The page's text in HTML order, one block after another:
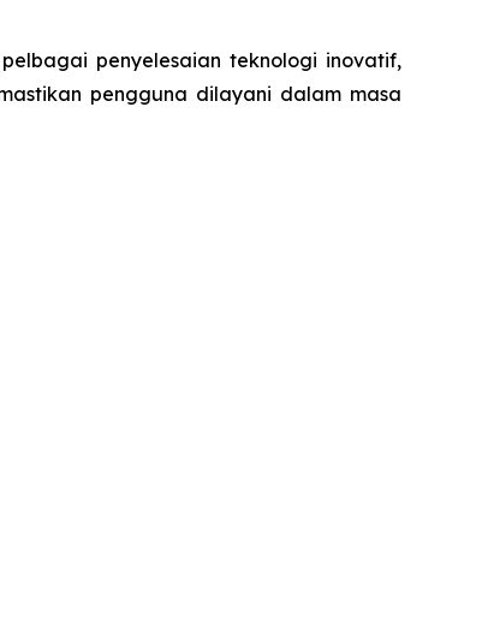
penyelesaian teknologi inovatif,
pengguna dilayani dalam masa